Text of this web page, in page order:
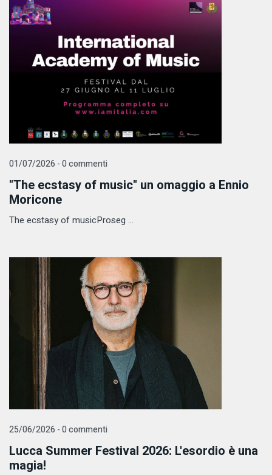
01/07/2026 - 0 commenti
"The ecstasy of music" un omaggio a Ennio
Moricone
The ecstasy of musicProseg ...
25/06/2026 - 0 commenti
​Lucca Summer Festival 2026: L'esordio è una
magia!